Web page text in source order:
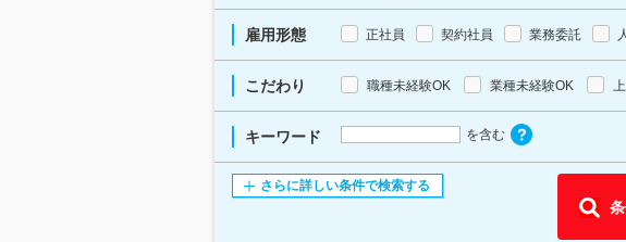
雇用形態 正社員 契約社員 業務委託
こだわり 職種未経験OK 業種未経験OK
キーワード を含む
さらに詳しい条件で検索する